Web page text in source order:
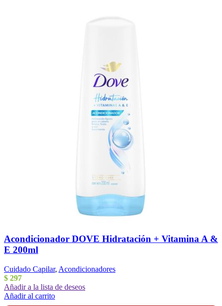
Acondicionador DOVE Hidratación + Vitamina A &
E 200ml
Cuidado Capilar, Acondicionadores
$ 297
Añadir a la lista de deseos
Añadir al carrito